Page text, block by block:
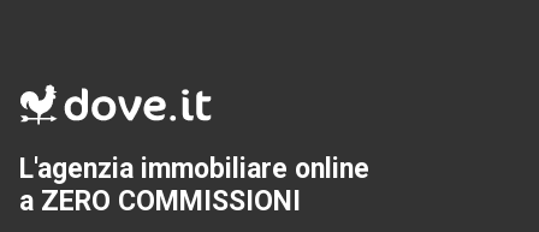
L'agenzia immobiliare online
a ZERO COMMISSIONI